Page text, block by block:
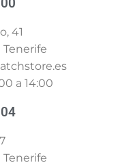
41
Tenerife
a 14:00
Tenerife